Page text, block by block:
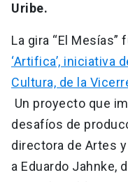
Uribe.
La gira “El
‘Artifica’, iniciativa
Cultura, de la
Un proyecto que
desafíos de
directora de Artes
a Eduardo Jahnke,